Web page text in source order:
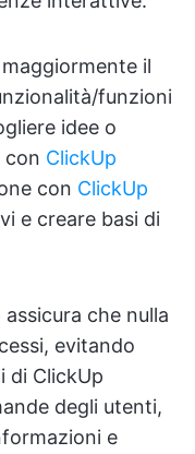
il
funzioni
idee o
con ClickUp
con ClickUp
e creare basi di
che nulla
evitando
di ClickUp
degli utenti,
e